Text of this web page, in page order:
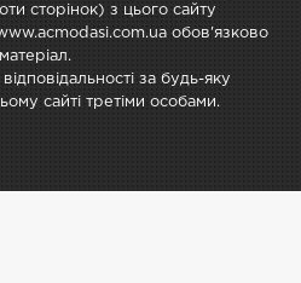
сторінок) з цього сайту
обов'язково
за будь-яку
сайті третіми особами.